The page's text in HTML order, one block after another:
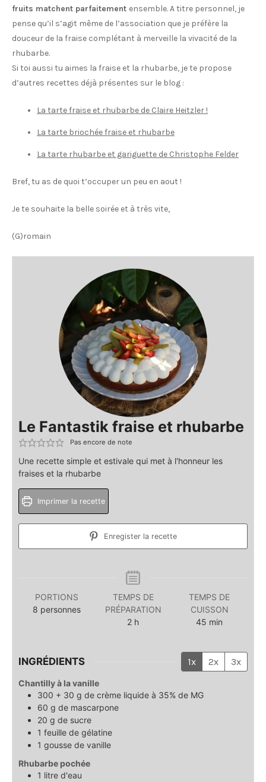
fruits matchent parfaitement ensemble. A titre personnel, je
pense qu’il s’agit même de l’association que je préfère la
douceur de la fraise complétant à merveille la vivacité de la
rhubarbe.
Si toi aussi tu aimes la fraise et la rhubarbe, je te propose
d’autres recettes déjà présentes sur le blog :
La tarte fraise et rhubarbe de Claire Heitzler !
La tarte briochée fraise et rhubarbe
La tarte rhubarbe et gariguette de Christophe Felder
Bref, tu as de quoi t’occuper un peu en aout !
Je te souhaite la belle soirée et à très vite,
(G)romain
Le Fantastik fraise et rhubarbe
Pas encore de note
Une recette simple et estivale qui met à l'honneur les
fraises et la rhubarbe
Imprimer la recette
Enregister la recette
PORTIONS
8 personnes
TEMPS DE
PRÉPARATION
2heures
h
TEMPS DE
CUISSON
45 minutes
min
INGRÉDIENTS 1x 2x 3x
Chantilly à la vanille
300 + 30 g de crème liquide à 35% de MG
60 g de mascarpone
20 g de sucre
1 feuille de gélatine
1 gousse de vanille
Rhubarbe pochée
1 litre d'eau